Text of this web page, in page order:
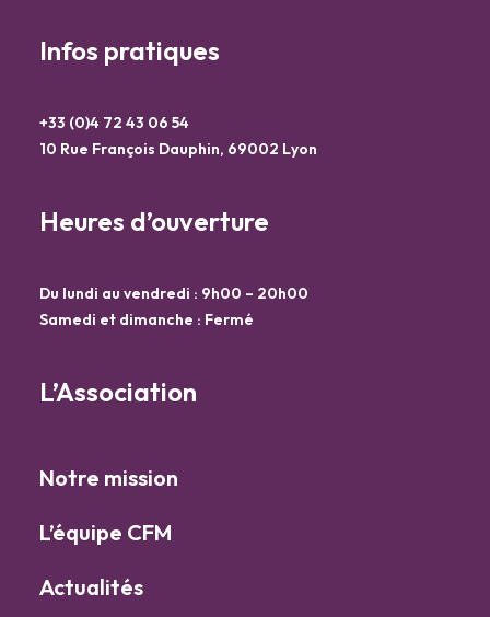
Infos pratiques
+33 (0)4 72 43 06 54
10 Rue François Dauphin, 69002 Lyon
Heures d’ouverture
Du lundi au vendredi : 9h00 – 20h00
Samedi et dimanche : Fermé
L’Association
Notre mission
L’équipe CFM
Actualités